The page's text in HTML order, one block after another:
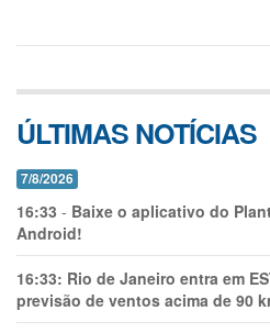
ÚLTIMAS NOTÍCIAS
7/8/2026
16:33 - Baixe o aplicativo do
Android!
16:33: Rio de Janeiro entra em
previsão de ventos acima de 90